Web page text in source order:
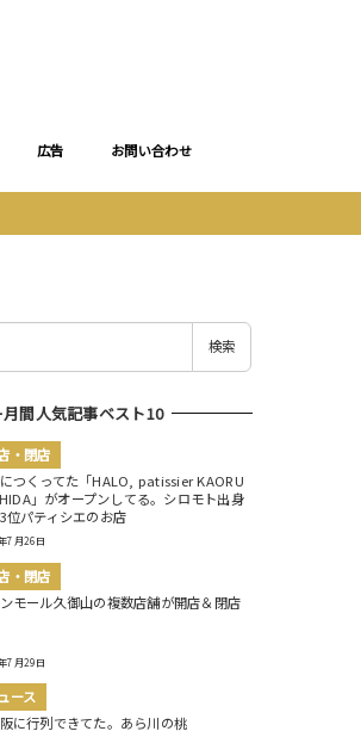
広告 お問い合わせ
検索
間人気記事ベスト10
・閉店
つくってた「HALO, patissier KAORU
」がオープンしてる。シロモト出身
位パティシエのお店
7月26日
・閉店
モール久御山の複数店舗が開店＆閉店
7月29日
ース
に行列できてた。あら川の桃